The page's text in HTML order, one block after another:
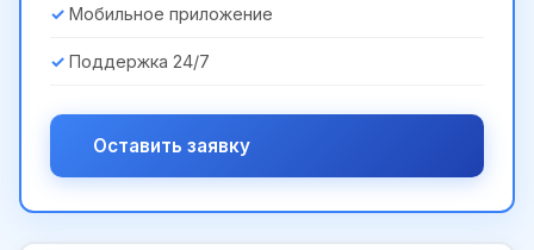
Мобильное приложение
Поддержка 24/7
Оставить заявку